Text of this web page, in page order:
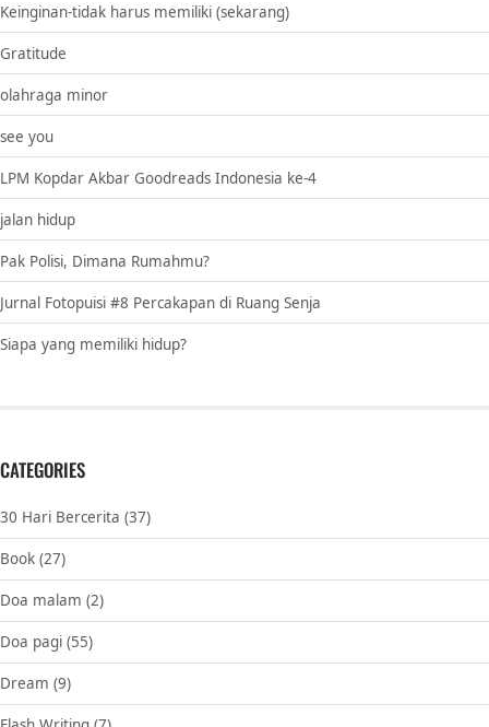
Keinginan-tidak harus memiliki (sekarang)
Gratitude
olahraga minor
see you
LPM Kopdar Akbar Goodreads Indonesia ke-4
jalan hidup
Pak Polisi, Dimana Rumahmu?
Jurnal Fotopuisi #8 Percakapan di Ruang Senja
Siapa yang memiliki hidup?
CATEGORIES
30 Hari Bercerita (37)
Book (27)
Doa malam (2)
Doa pagi (55)
Dream (9)